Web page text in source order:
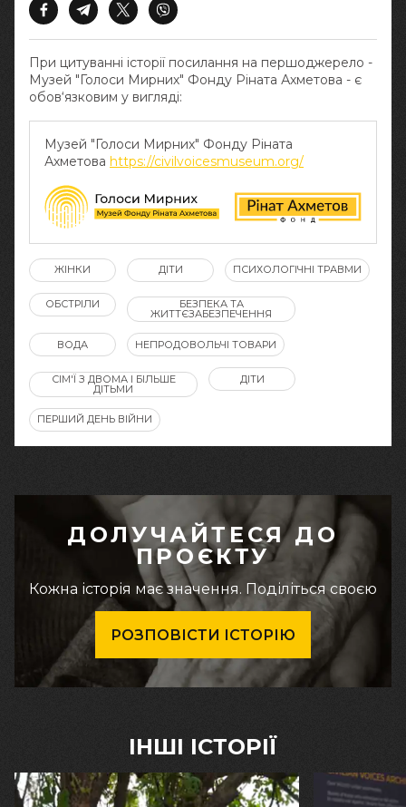
При цитуванні історії посилання на першоджерело -
Музей "Голоси Мирних" Фонду Ріната Ахметова - є
обов‘язковим у вигляді:
Музей "Голоси Мирних" Фонду Ріната
Ахметова https://civilvoicesmuseum.org/
ЖІНКИ ДІТИ ПСИХОЛОГІЧНІ ТРАВМИ
ОБСТРІЛИ БЕЗПЕКА ТА
ЖИТТЄЗАБЕЗПЕЧЕННЯ
ВОДА НЕПРОДОВОЛЬЧІ ТОВАРИ
СІМ'Ї З ДВОМА І БІЛЬШЕ
ДІТЬМИ
ДІТИ
ПЕРШИЙ ДЕНЬ ВІЙНИ
ДОЛУЧАЙТЕСЯ ДО
ПРОЄКТУ
Кожна історія має значення. Поділіться своєю
РОЗПОВІСТИ ІСТОРІЮ
ІНШІ ІСТОРІЇ